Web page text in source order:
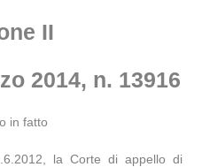
II
2014, n. 13916
in fatto
la Corte di appello di